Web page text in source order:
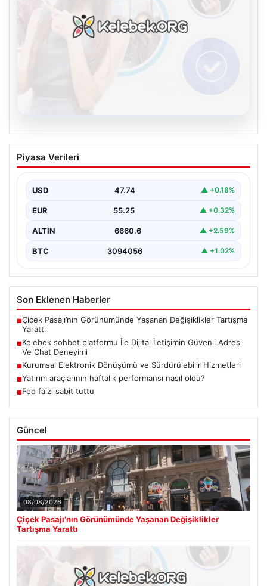
Kelebek sohbet platformu İle Dijital
İletişimin Güvenli Adresi Ve Chat
İnternet çağında bireylerin seviyeli bir biçimde iletişim
birçok…
Piyasa Verileri
USD 47.74 ▲ +0.18%
EUR 55.25 ▲ +0.32%
ALTIN 6660.6 ▲ +2.59%
BTC 3094056 ▲ +1.02%
Son Eklenen Haberler
■Çiçek Pasajı’nın Görünümünde Yaşanan Değişiklikler Tartışma
Yarattı
■Kelebek sohbet platformu İle Dijital İletişimin Güvenli Adresi
Ve Chat Deneyimi
■Kurumsal Elektronik Dönüşümü ve Sürdürülebilir Hizmetleri
■Yatırım araçlarının haftalık performansı nasıl oldu?
■Fed faizi sabit tuttu
Güncel
08/08/2026
Çiçek Pasajı’nın Görünümünde Yaşanan Değişiklikler
Tartışma Yarattı